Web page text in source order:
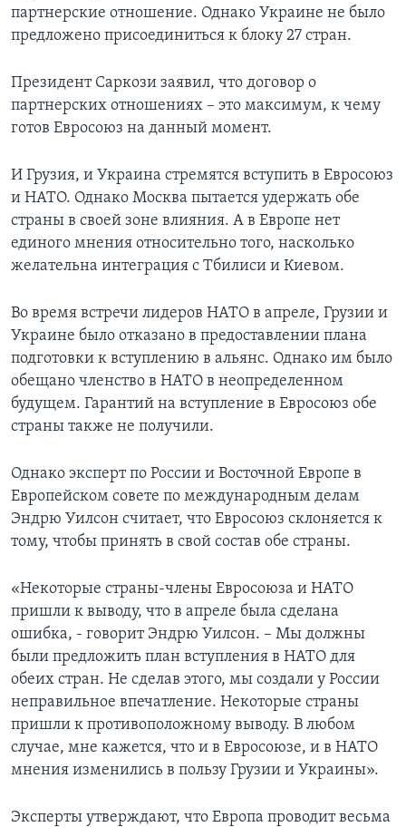
партнерские отношение. Однако Украине не было
предложено присоединиться к блоку 27 стран.
Президент Саркози заявил, что договор о
партнерских отношениях – это максимум, к чему
готов Евросоюз на данный момент.
И Грузия, и Украина стремятся вступить в Евросоюз
и НАТО. Однако Москва пытается удержать обе
страны в своей зоне влияния. А в Европе нет
единого мнения относительно того, насколько
желательна интеграция с Тбилиси и Киевом.
Во время встречи лидеров НАТО в апреле, Грузии и
Украине было отказано в предоставлении плана
подготовки к вступлению в альянс. Однако им было
обещано членство в НАТО в неопределенном
будущем. Гарантий на вступление в Евросоюз обе
страны также не получили.
Однако эксперт по России и Восточной Европе в
Европейском совете по международным делам
Эндрю Уилсон считает, что Евросоюз склоняется к
тому, чтобы принять в свой состав обе страны.
«Некоторые страны-члены Евросоюза и НАТО
пришли к выводу, что в апреле была сделана
ошибка, - говорит Эндрю Уилсон. – Мы должны
были предложить план вступления в НАТО для
обеих стран. Не сделав этого, мы создали у России
неправильное впечатление. Некоторые страны
пришли к противоположному выводу. В любом
случае, мне кажется, что и в Евросоюзе, и в НАТО
мнения изменились в пользу Грузии и Украины».
Эксперты утверждают, что Европа проводит весьма